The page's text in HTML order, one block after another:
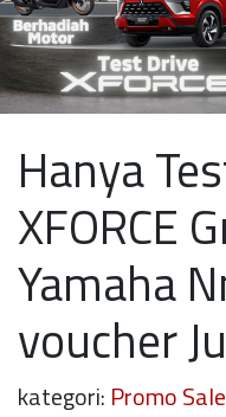
Hanya
XFORCE
Yamaha
voucher
kategori: Promo